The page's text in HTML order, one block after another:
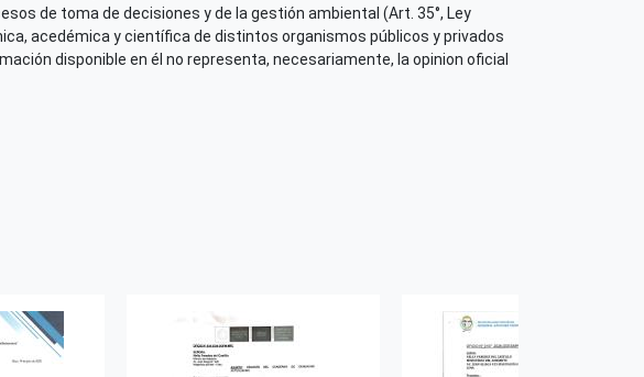
de toma de decisiones y de la gestión ambiental (Art. 35°, Ley
acedémica y científica de distintos organismos públicos y privados
disponible en él no representa, necesariamente, la opinion oficial